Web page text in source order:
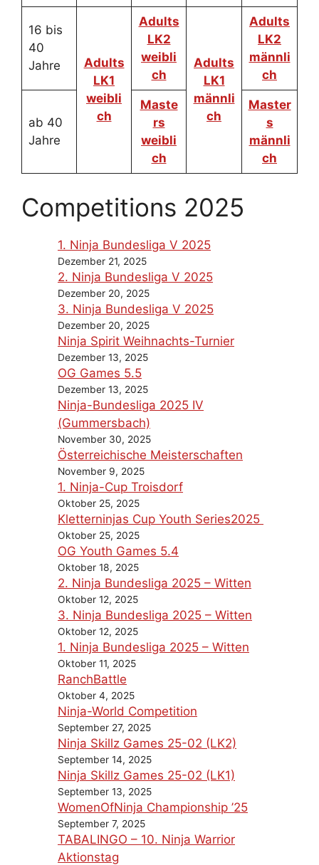
16 bis
40
Jahre
Adults
LK1
weibli
ch
Adults
LK2
weibli
ch
Adults
LK1
männli
ch
Adults
LK2
männli
ch
ab 40
Jahre
Maste
rs
weibli
ch
Master
s
männli
ch
Competitions 2025
1. Ninja Bundesliga V 2025
Dezember 21, 2025
2. Ninja Bundesliga V 2025
Dezember 20, 2025
3. Ninja Bundesliga V 2025
Dezember 20, 2025
Ninja Spirit Weihnachts-Turnier
Dezember 13, 2025
OG Games 5.5
Dezember 13, 2025
Ninja-Bundesliga 2025 IV
(Gummersbach)
November 30, 2025
Österreichische Meisterschaften
November 9, 2025
1. Ninja-Cup Troisdorf
Oktober 25, 2025
Kletterninjas Cup Youth Series2025
Oktober 25, 2025
OG Youth Games 5.4
Oktober 18, 2025
2. Ninja Bundesliga 2025 – Witten
Oktober 12, 2025
3. Ninja Bundesliga 2025 – Witten
Oktober 12, 2025
1. Ninja Bundesliga 2025 – Witten
Oktober 11, 2025
RanchBattle
Oktober 4, 2025
Ninja-World Competition
September 27, 2025
Ninja Skillz Games 25-02 (LK2)
September 14, 2025
Ninja Skillz Games 25-02 (LK1)
September 13, 2025
WomenOfNinja Championship ’25
September 7, 2025
TABALINGO – 10. Ninja Warrior
Aktionstag